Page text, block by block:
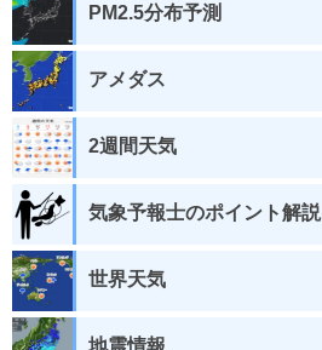
PM2.5分布予測
アメダス
2週間天気
気象予報士のポイント解説
世界天気
地震情報